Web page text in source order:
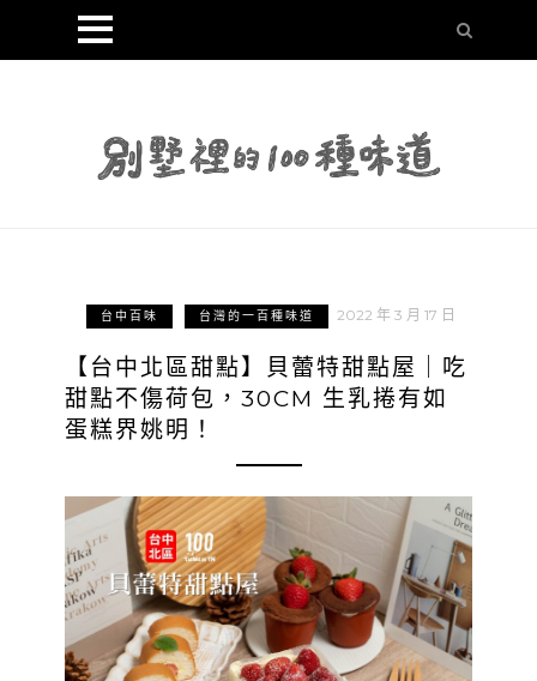
台中百味 台灣的一百種味道 2022 年 3 月 17 日
【台中北區甜點】貝蕾特甜點屋｜吃
甜點不傷荷包，30CM 生乳捲有如
蛋糕界姚明！